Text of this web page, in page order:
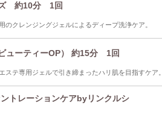
ズ 約10分 1回
クレンジングジェルによるディープ洗浄ケア。
ューティーOP） 約15分 1回
ステ専用ジェルで引き締まったハリ肌を目指すケア。
トレーションケアbyリンクルシ